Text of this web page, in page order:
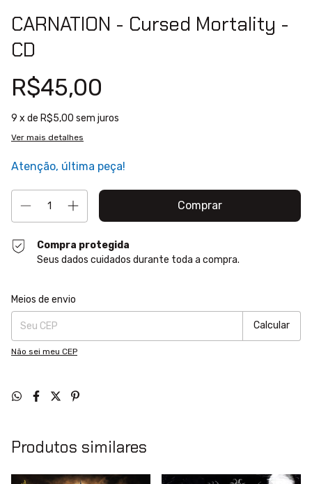
CARNATION - Cursed Mortality -
CD
R$45,00
9 x de R$5,00 sem juros
Ver mais detalhes
Atenção, última peça!
Compra protegida
Seus dados cuidados durante toda a compra.
Entregas para o CEP:
Meios de envio
Calcular
Não sei meu CEP
Produtos similares